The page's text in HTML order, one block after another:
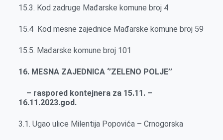
15.3. Kod zadruge Mađarske komune broj 4
15.4 Kod mesne zajednice Mađarske komune broj 59
15.5. Mađarske komune broj 101
16. MESNA ZAJEDNICA ‘’ZELENO POLJE’’
– raspored kontejnera za 15.11. –
16.11.2023.god.
3.1. Ugao ulice Milentija Popovića – Crnogorska